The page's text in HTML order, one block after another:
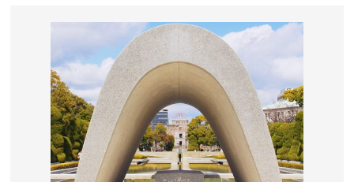
など貴重な実物資料を中心とした原子爆弾による惨
状を世界中の人々に伝える数多くの資料を公開して
います。
広島県広島市
入館金／大人200円、大人(65歳以上)100円(年齢確認可
能な公的証明書が必要)、高校生100円、中学生以下無